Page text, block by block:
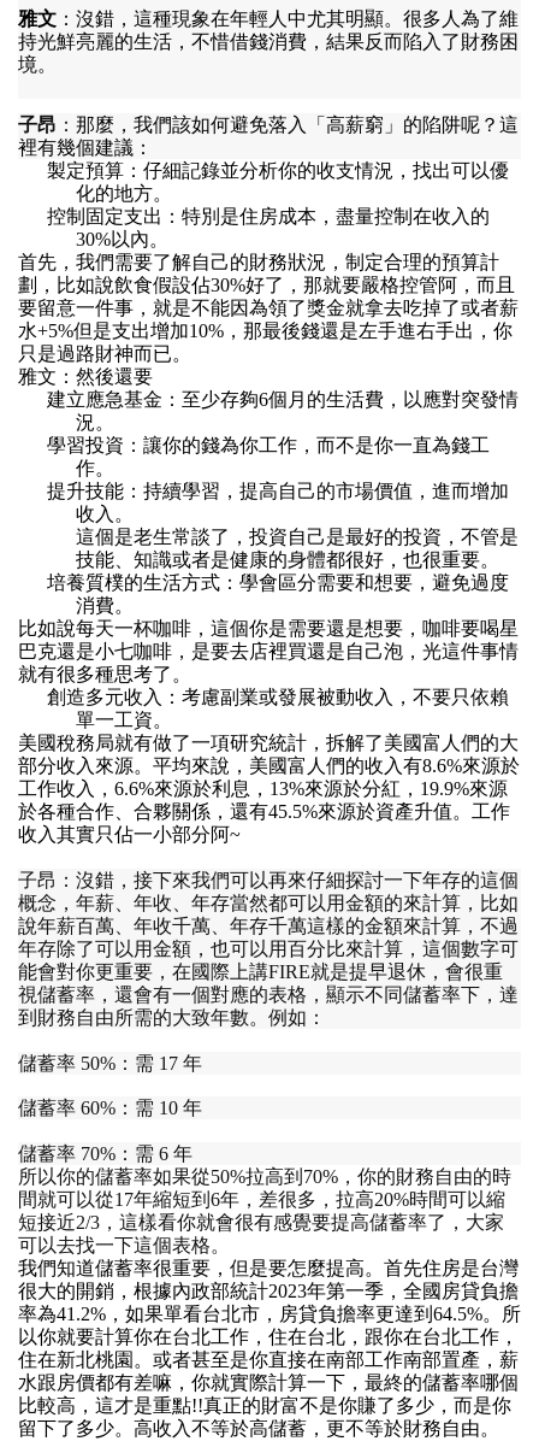
雅文 ： 沒錯 ， 這種現象在年輕人中尤其明顯。 很多人為了維
持光鮮亮麗的生活 ， 不惜借錢消費 ， 結果反而陷入了財務困
境。
子昂 ： 那麼 ， 我們該如何避免落入 「 高薪窮 」 的陷阱呢 ？ 這
裡有幾個建議 ：
製定預算 ： 仔細記錄並分析你的收支情況 ， 找出可以優
化的地方。
控制固定支出 ： 特別是住房成本 ， 盡量控制在收入的
30%以內。
首先 ， 我們需要了解自己的財務狀況 ， 制定合理的預算計
劃 ， 比如說飲食假設佔30%好了 ， 那就要嚴格控管阿 ， 而且
要留意一件事 ， 就是不能因為領了獎金就拿去吃掉了或者薪
水+5%但是支出增加10%， 那最後錢還是左手進右手出 ， 你
只是過路財神而已。
雅文 ： 然後還要
建立應急基金 ： 至少存夠6個月的生活費 ， 以應對突發情
況。
學習投資 ： 讓你的錢為你工作 ， 而不是你一直為錢工
作。
提升技能 ： 持續學習 ， 提高自己的市場價值 ， 進而增加
收入。
這個是老生常談了 ， 投資自己是最好的投資 ， 不管是
技能、 知識或者是健康的身體都很好 ， 也很重要。
培養質樸的生活方式 ： 學會區分需要和想要 ， 避免過度
消費。
比如說每天一杯咖啡 ， 這個你是需要還是想要 ， 咖啡要喝星
巴克還是小七咖啡 ， 是要去店裡買還是自己泡 ， 光這件事情
就有很多種思考了。
創造多元收入 ： 考慮副業或發展被動收入 ， 不要只依賴
單一工資。
美國稅務局就有做了一項研究統計 ， 拆解了美國富人們的大
部分收入來源。 平均來說 ， 美國富人們的收入有8.6%來源於
工作收入 ，6.6%來源於利息 ，13%來源於分紅 ，19.9%來源
於各種合作、 合夥關係 ， 還有45.5%來源於資產升值。 工作
收入其實只佔一小部分阿 ~
子昂 ： 沒錯 ， 接下來我們可以再來仔細探討一下年存的這個
概念 ， 年薪 年收 年存當然都可以用金額的來計算 ， 比如
說年薪百萬
年收千萬 年存千萬這樣的金額來計算 ， 不過
年存除了可以用金額 ， 也可以用百分比來計算 ， 這個數字可
能會對你更重要 ， 在國際上講FIRE就是提早退休 ， 會很重
視儲蓄率 ， 還會有一個對應的表格 ， 顯示不同儲蓄率下 ， 達
到財務自由所需的大致年數。 例如 ：
儲蓄率 50%： 需 17 年
儲蓄率 60%： 需 10 年
儲蓄率 70%： 需 6 年
所以你的儲蓄率如果從50%拉高到 70%， 你的財務自由的時
間就可以從17年縮短到 6年 ， 差很多 ， 拉高20%時間可以縮
短接近2/3， 這樣看你就會很有感覺要提高儲蓄率了 ， 大家
可以去找一下這個表格。
我們知道儲蓄率很重要 ， 但是要怎麼提高。 首先住房是台灣
很大的開銷 ， 根據內政部統計2023年第一季 ， 全國房貸負擔
率為41.2%， 如果單看台北市 ， 房貸負擔率更達到 64.5%。
所
以你就要計算你在台北工作 ， 住在台北 ， 跟你在台北工作 ，
住在新北桃園 。 或者甚至是你直接在南部工作南部置產 ， 薪
水跟房價都有差嘛 ， 你就實際計算一下 ， 最終的儲蓄率哪個
比較高 ， 這才是重點!!真正的財富不是你賺了多少 ， 而是你
留下了多少。 高收入不等於高儲蓄 ， 更不等於財務自由。